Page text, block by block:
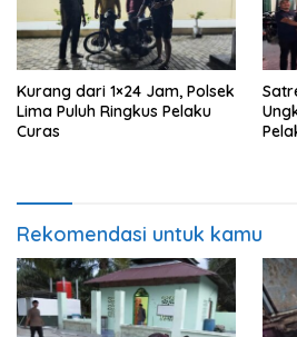
Kurang dari 1×24 Jam, Polsek
Lima Puluh Ringkus Pelaku
Curas
Rekomendasi untuk kamu